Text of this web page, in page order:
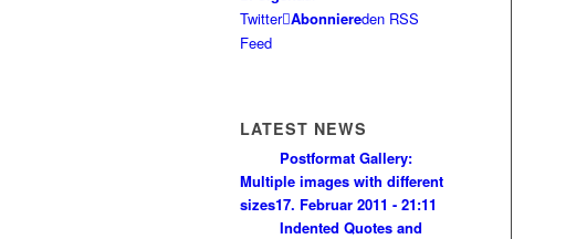
Twitter Abonniereden RSS
Feed
LATEST NEWS
Postformat Gallery:
Multiple images with different
sizes17. Februar 2011 - 21:11
Indented Quotes and